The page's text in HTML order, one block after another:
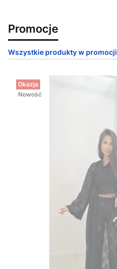
Promocje
Wszystkie produkty w promocji
Okazja
Nowość